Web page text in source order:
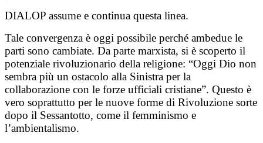
DIALOP assume e continua questa linea.
Tale convergenza è oggi possibile perché ambedue le
parti sono cambiate. Da parte marxista, si è scoperto il
potenziale rivoluzionario della religione: “Oggi Dio non
sembra più un ostacolo alla Sinistra per la
collaborazione con le forze ufficiali cristiane”. Questo è
vero soprattutto per le nuove forme di Rivoluzione sorte
dopo il Sessantotto, come il femminismo e
l’ambientalismo.